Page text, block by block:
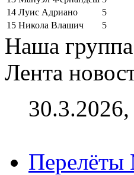
14 Луис Адриано
5
15 Никола Влашич 5
Наша
Лента
Перелёты